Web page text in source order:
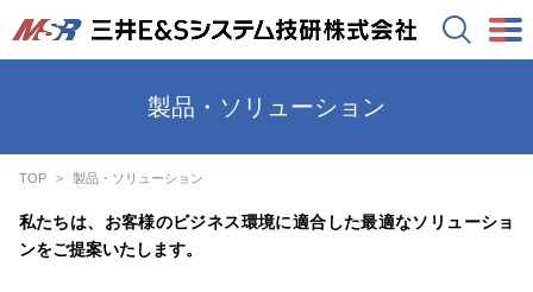
製品・ソリューション
TOP 製品・ソリューション
私たちは、お客様のビジネス環境に適合した最適なソリューショ
ンをご提案いたします。